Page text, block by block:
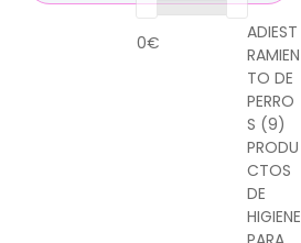
0€
ADIEST
RAMIEN
TO DE
PERRO
S (9)
PRODU
CTOS
DE
HIGIENE